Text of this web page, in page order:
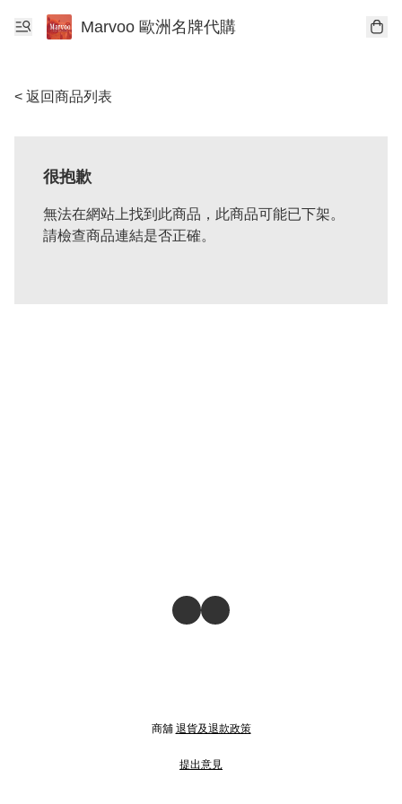
Marvoo 歐洲名牌代購
< 返回商品列表
很抱歉
無法在網站上找到此商品，此商品可能已下架。
請檢查商品連結是否正確。
商舖 退貨及退款政策
提出意見